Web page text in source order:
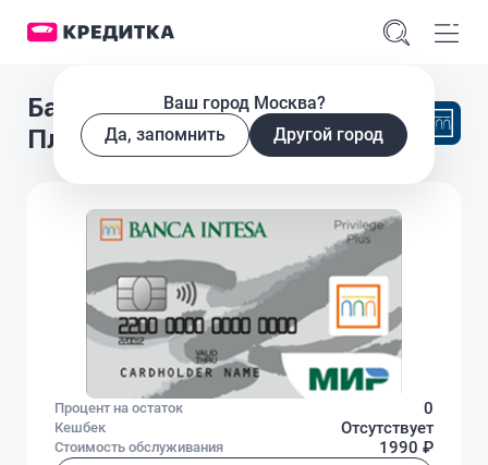
Ваш город Москва?
Да, запомнить
Другой город
Банк Интеза Мир Привилегия
Плюс
Процент на остаток 0
Кешбек Отсутствует
Стоимость обслуживания 1990 ₽